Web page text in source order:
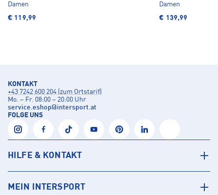
Damen
€ 119,99
Damen
€ 139,99
KONTAKT
+43 7242 600 204 (zum Ortstarif)
Mo. – Fr. 08:00 – 20:00 Uhr
service.eshop@intersport.at
FOLGE UNS
HILFE & KONTAKT
MEIN INTERSPORT